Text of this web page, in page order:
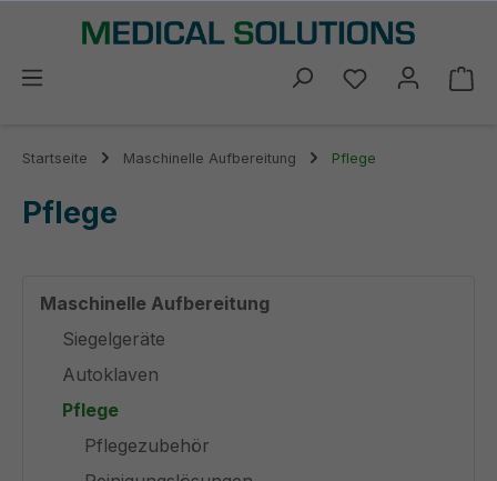
springen
Du hast 0
Startseite Maschinelle Aufbereitung Pflege
Pflege
Maschinelle Aufbereitung
Siegelgeräte
Autoklaven
Pflege
Pflegezubehör